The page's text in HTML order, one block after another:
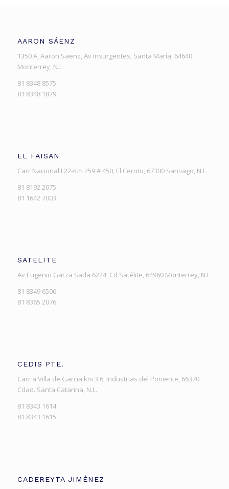
AARON SÁENZ
1350 A, Aaron Saenz, Av Insurgentes, Santa María, 64640
Monterrey, N.L.
81 8348 8575
81 8348 1879
EL FAISAN
Carr Nacional L22-Km 259 # 450, El Cerrito, 67300 Santiago, N.L.
81 8192 2075
81 1642 7003
SATELITE
Av Eugenio Garza Sada 6224, Cd Satélite, 64960 Monterrey, N.L.
81 8349 6506
81 8365 2076
CEDIS PTE.
Carr a Villa de Garcia km 3.6, Industrias del Poniente, 66370
Cdad. Santa Catarina, N.L.
81 8343 1614
81 8343 1615
CADEREYTA JIMÉNEZ